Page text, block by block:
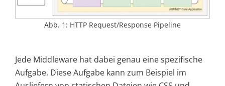
Abb. 1: HTTP Request/Response Pipeline
Jede Middleware hat dabei genau eine spezifische
Aufgabe. Diese Aufgabe kann zum Beispiel im